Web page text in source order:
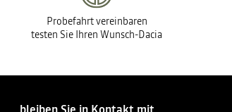
Probefahrt vereinbaren
testen Sie Ihren Wunsch-Dacia